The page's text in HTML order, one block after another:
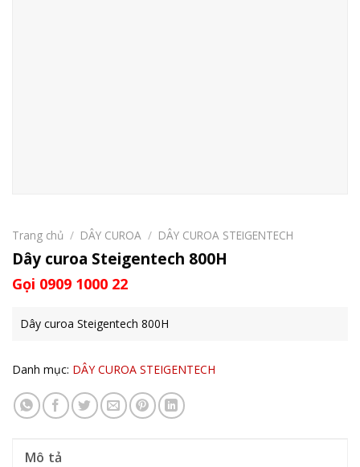
Trang chủ / DÂY CUROA / DÂY CUROA STEIGENTECH
Dây curoa Steigentech 800H
Gọi 0909 1000 22
Dây curoa Steigentech 800H
Danh mục: DÂY CUROA STEIGENTECH
Mô tả